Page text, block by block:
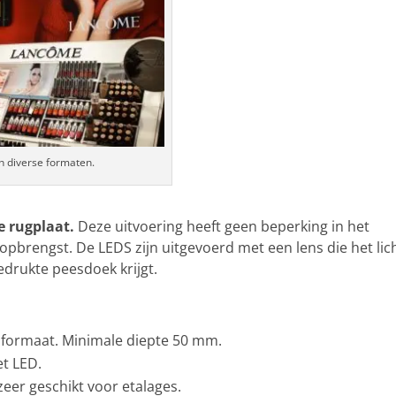
diverse formaten.
rugplaat. Deze uitvoering heeft geen beperking in het
De LEDS zijn uitgevoerd met een lens die het
peesdoek krijgt.
Minimale diepte 50 mm.
LED.
geschikt voor etalages.